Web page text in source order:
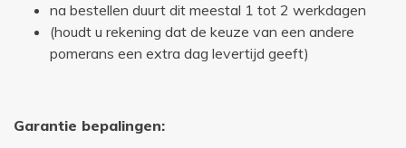
na bestellen duurt dit meestal 1 tot 2 werkdagen
(houdt u rekening dat de keuze van een andere
pomerans een extra dag levertijd geeft)
Garantie bepalingen: